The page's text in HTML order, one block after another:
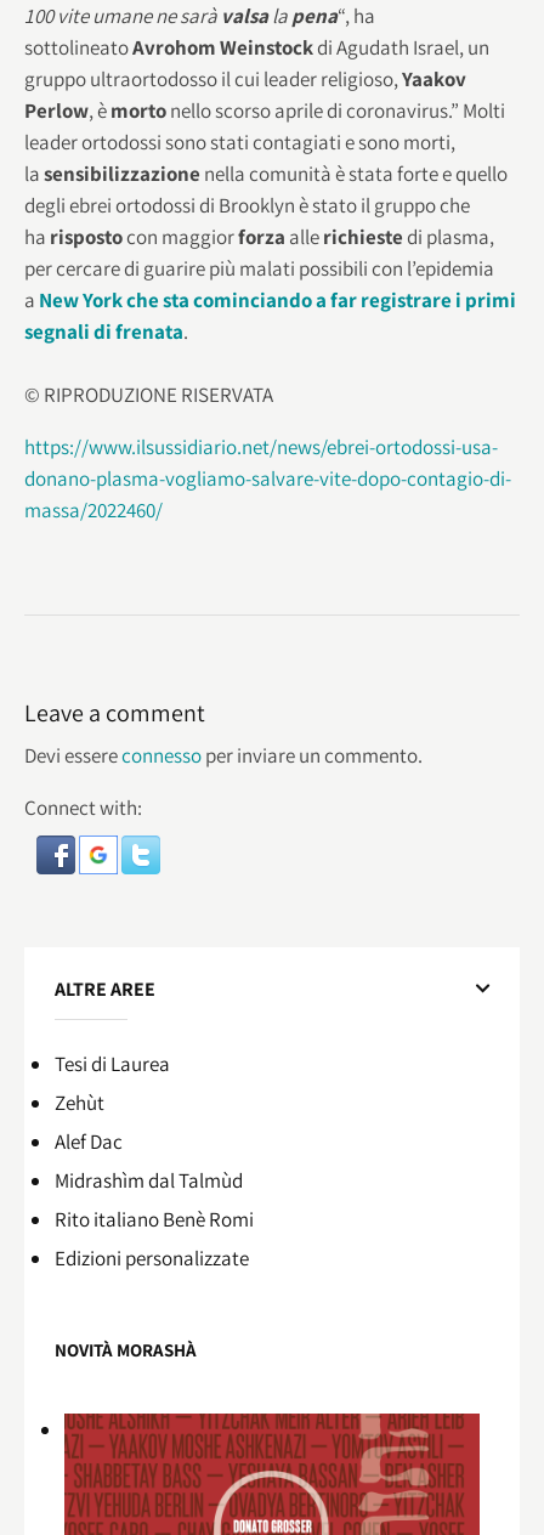
100 vite umane ne sarà valsalapena“, ha
sottolineatoAvrohom Weinstockdi Agudath Israel, un
gruppo ultraortodosso il cui leader religioso,Yaakov
Perlow, èmortonello scorso aprile di coronavirus.” Molti
leader ortodossi sono stati contagiati e sono morti,
lasensibilizzazione nella comunità è stata forte e quello
degli ebrei ortodossi di Brooklyn è stato il gruppo che
ha rispostocon maggiorforza allerichieste di plasma,
per cercare di guarire più malati possibili con l’epidemia
a New York che sta cominciando a far registrare i primi
segnali di frenata.
© RIPRODUZIONE RISERVATA
https://www.ilsussidiario.net/news/ebrei-ortodossi-usa-
donano-plasma-vogliamo-salvare-vite-dopo-contagio-di-
massa/2022460/
Leave a comment
Devi essereconnessoper inviare un commento.
Connect with:
ALTRE AREE
Tesi di Laurea
Zehùt
Alef Dac
Midrashìm dal Talmùd
Rito italiano Benè Romi​
Edizioni personalizzate
NOVITÀ MORASHÀ